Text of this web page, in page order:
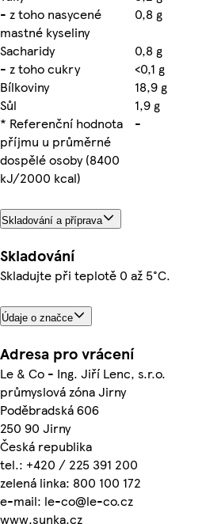
- z toho nasycené
mastné kyseliny
0,8 g
Sacharidy
0,8 g
- z toho cukry
<0,1 g
Bílkoviny
18,9 g
Sůl
1,9 g
* Referenční hodnota
příjmu u průměrné
dospělé osoby (8400
kJ/2000 kcal)
-
Skladování a příprava
Skladování
Skladujte při teplotě 0 až 5°C.
Údaje o značce
Adresa pro vrácení
Le & Co - Ing. Jiří Lenc, s.r.o.
průmyslová zóna Jirny
Poděbradská 606
250 90 Jirny
Česká republika
tel.: +420 / 225 391 200
zelená linka: 800 100 172
e-mail: le-co@le-co.cz
www.sunka.cz